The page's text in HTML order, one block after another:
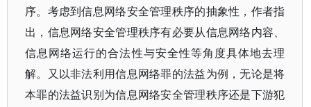
序。考虑到信息网络安全管理秩序的抽象性，作者指
出，信息网络安全管理秩序有必要从信息网络内容、
信息网络运行的合法性与安全性等角度具体地去理
解。又以非法利用信息网络罪的法益为例，无论是将
本罪的法益识别为信息网络安全管理秩序还是下游犯